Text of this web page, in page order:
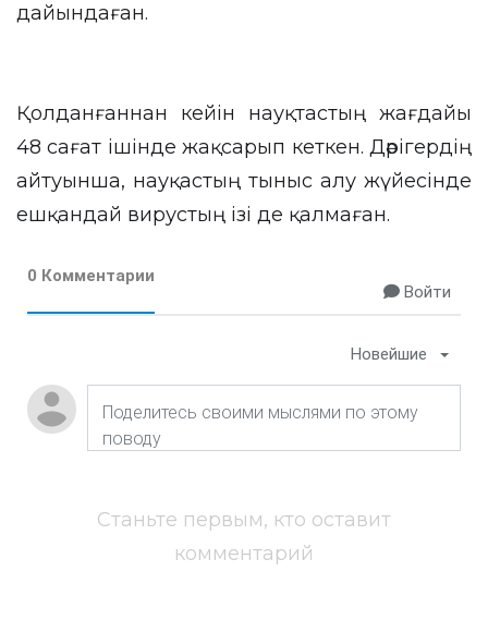
дайындаған.
Қолданғаннан кейін науқтастың жағдайы
48 сағат ішінде жақсарып кеткен. Дәрігердің
айтуынша, науқастың тыныс алу жүйесінде
ешқандай вирустың ізі де қалмаған.
0 Комментарии
Войти
Новейшие
Станьте первым, кто оставит
комментарий